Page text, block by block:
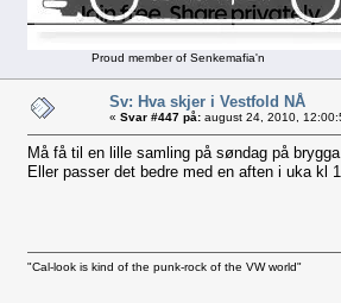
Proud member of Senkemafia'n
Sv: Hva skjer i Vestfold NÅ
« Svar #447 på: august 24, 2010,
Må få til en lille samling på søndag på
Eller passer det bedre med en aften i uka kl
"Cal-look is kind of the punk-rock of the VW world"